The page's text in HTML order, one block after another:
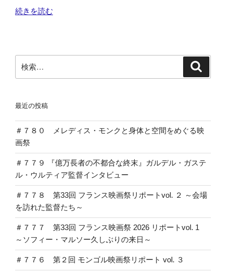
“＃
こ
ど
ょ
く
ど
う
日
向
寺
太
郎
監
督
イ
ン
タ
続きを読む
索:
最近の投稿
＃７８０ メレディス・モンクと身体と空間をめぐる映
画祭
＃７７９ 『億万長者の不都合な終末』ガルデル・ガステ
ル・ウルティア監督インタビュー
＃７７８ 第33回 フランス映画祭リポートvol. ２ ～会場
を訪れた監督たち～
＃７７７ 第33回 フランス映画祭 2026 リポートvol. 1
～ソフィー・マルソー久しぶりの来日～
＃７７６ 第２回 モンゴル映画祭リポート vol. ３